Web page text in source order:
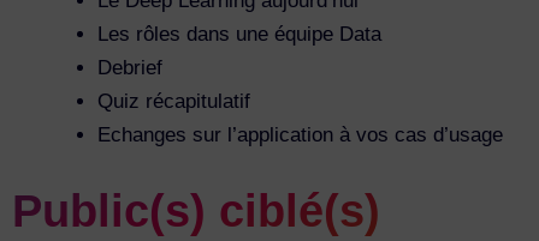
Les rôles dans une équipe Data
Debrief
Quiz récapitulatif
Echanges sur l’application à vos cas d’usage
Public(s) ciblé(s)